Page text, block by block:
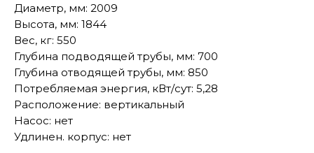
Диаметр, мм: 2009
Высота, мм: 1844
Вес, кг: 550
Глубина подводящей трубы, мм: 700
Глубина отводящей трубы, мм: 850
Потребляемая энергия, кВт/сут: 5,28
Расположение: вертикальный
Насос: нет
Удлинен. корпус: нет